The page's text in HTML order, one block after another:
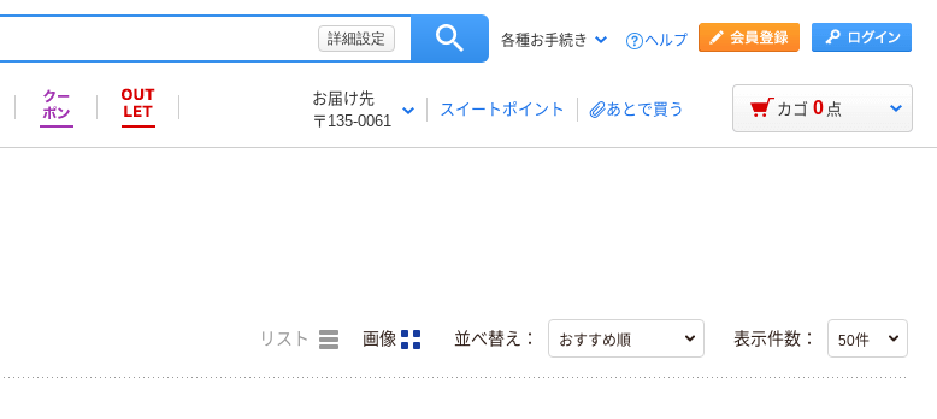
詳細設定 各種お手続き ヘルプ
お届け先
〒135-0061
スイートポイント あとで買う カゴ 0 点
リスト 画像 並べ替え： 表示件数：